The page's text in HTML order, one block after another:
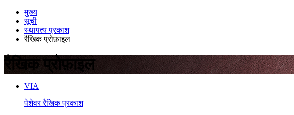
मुख्य
सूची
स्थापत्य प्रकाश
रैखिक प्रोफ़ाइल
रैखिक प्रोफ़ाइल
VIA
पेशेवर रैखिक प्रकाश